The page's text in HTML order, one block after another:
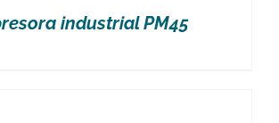
industrial PM45